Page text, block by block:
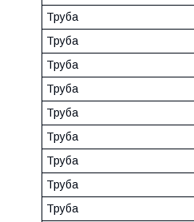
Труба
Труба
Труба
Труба
Труба
Труба
Труба
Труба
Труба